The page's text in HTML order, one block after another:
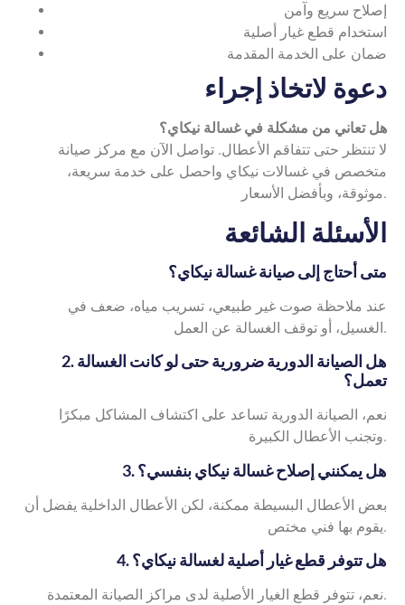
إصلاح سريع وآمن
استخدام قطع غيار أصلية
ضمان على الخدمة المقدمة
دعوة لاتخاذ إجراء
هل تعاني من مشكلة في غسالة نيكاي؟
لا تنتظر حتى تتفاقم الأعطال. تواصل الآن مع مركز صيانة
متخصص في غسالات نيكاي واحصل على خدمة سريعة،
موثوقة، وبأفضل الأسعار.
الأسئلة الشائعة
متى أحتاج إلى صيانة غسالة نيكاي؟
عند ملاحظة صوت غير طبيعي، تسريب مياه، ضعف في
الغسيل، أو توقف الغسالة عن العمل.
2. هل الصيانة الدورية ضرورية حتى لو كانت الغسالة
تعمل؟
نعم، الصيانة الدورية تساعد على اكتشاف المشاكل مبكرًا
وتجنب الأعطال الكبيرة.
3. هل يمكنني إصلاح غسالة نيكاي بنفسي؟
بعض الأعطال البسيطة ممكنة، لكن الأعطال الداخلية يفضل أن
يقوم بها فني مختص.
4. هل تتوفر قطع غيار أصلية لغسالة نيكاي؟
نعم، تتوفر قطع الغيار الأصلية لدى مراكز الصيانة المعتمدة.